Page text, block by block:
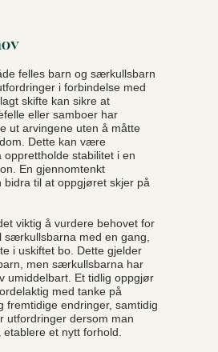
felles barn og særkullsbarn
i forbindelse med
skifte kan sikre at
eller samboer har
ut arvingene uten å måtte
Dette kan være
stabilitet i en
En gjennomtenkt
bidra til at oppgjøret skjer på
viktig å vurdere behovet for
særkullsbarna med en gang,
i uskiftet bo. Dette gjelder
men særkullsbarna har
umiddelbart. Et tidlig oppgjør
med tanke på
fremtidige endringer, samtidig
utfordringer dersom man
et nytt forhold.